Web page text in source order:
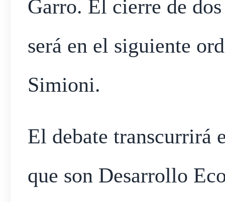
Garro. El cierre de
será en el siguiente
Simioni.
El debate transcurrirá
que son Desarrollo